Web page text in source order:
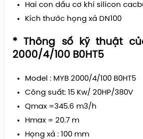
Hai con dấu cơ khí silicon
Kích thước họng xả DN100
*Thông số kỹ thuật
2000/4/100 B0HT5
Model : MYB 2000/4/100 B0HT5
Công suất: 15 Kw/ 20HP/380V
Qmax =345.6 m3/h
Hmax = 20.7 m
Họng xả : 100 mm